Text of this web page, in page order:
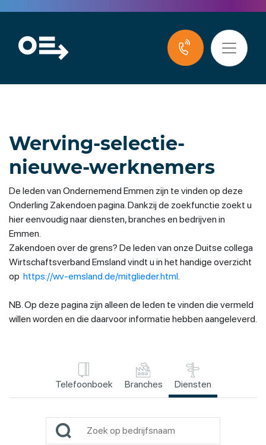
Werving-selectie-
nieuwe-werknemers
De leden van Ondernemend Emmen zijn te vinden op deze
Onderling Zakendoen pagina. Dankzij de zoekfunctie zoekt u
hier eenvoudig naar diensten, branches en bedrijven in
Emmen.
Zakendoen over de grens? De leden van onze Duitse collega
Wirtschaftsverband Emsland vindt u in het handige overzicht
op https://wv-emsland.de/mitglieder.html.
NB. Op deze pagina zijn alleen de leden te vinden die vermeld
willen worden en die daarvoor informatie hebben aangeleverd.
Telefoonboek Branches Diensten